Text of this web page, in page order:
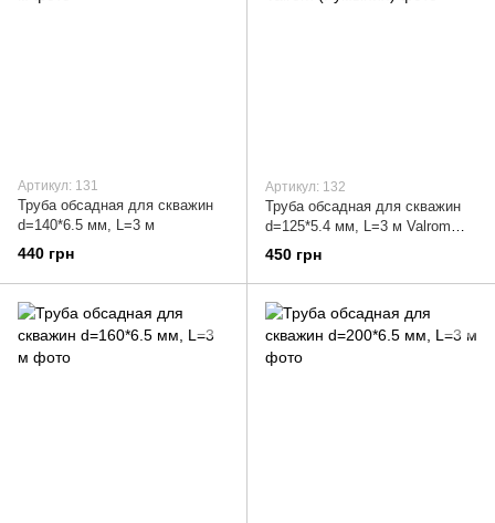
Артикул: 131
Труба обсадная для скважин
d=140*6.5 мм, L=3 м
440 грн
Артикул: 132
Труба обсадная для скважин
d=125*5.4 мм, L=3 м Valrom
(Румыния)
450 грн